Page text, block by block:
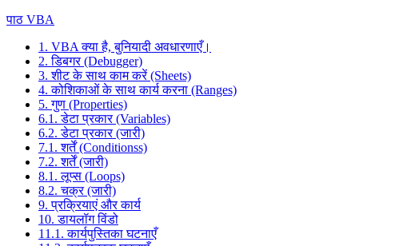
पाठ VBA
1. VBA क्या है, बुनियादी अवधारणाएँ।
2. डिबगर (Debugger)
3. शीट के साथ काम करें (Sheets)
4. कोशिकाओं के साथ कार्य करना (Ranges)
5. गुण (Properties)
6.1. डेटा प्रकार (Variables)
6.2. डेटा प्रकार (जारी)
7.1. शर्तें (Conditionss)
7.2. शर्तें (जारी)
8.1. लूप्स (Loops)
8.2. चक्र (जारी)
9. प्रक्रियाएं और कार्य
10. डायलॉग विंडो
11.1. कार्यपुस्तिका घटनाएँ